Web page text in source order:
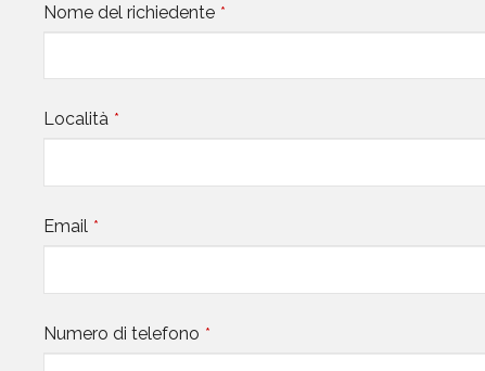
Nome del richiedente *
Località *
Email *
Numero di telefono *